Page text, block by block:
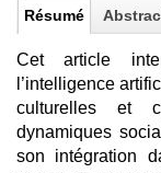
Résumé
Cet article
l’intelligence
culturelles et
dynamiques
son intégration